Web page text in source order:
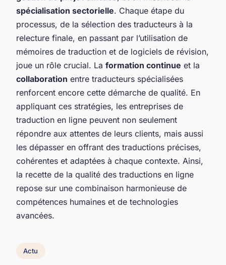
spécialisation sectorielle. Chaque étape du
processus, de la sélection des traducteurs à la
relecture finale, en passant par l’utilisation de
mémoires de traduction et de logiciels de révision,
joue un rôle crucial. La formation continue et la
collaboration entre traducteurs spécialisées
renforcent encore cette démarche de qualité. En
appliquant ces stratégies, les entreprises de
traduction en ligne peuvent non seulement
répondre aux attentes de leurs clients, mais aussi
les dépasser en offrant des traductions précises,
cohérentes et adaptées à chaque contexte. Ainsi,
la recette de la qualité des traductions en ligne
repose sur une combinaison harmonieuse de
compétences humaines et de technologies
avancées.
Actu